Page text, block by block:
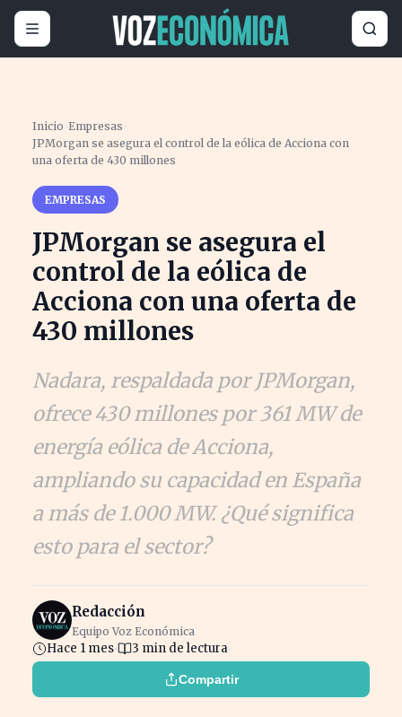
Inicio ›Empresas ›
JPMorgan se asegura el control de la eólica de Acciona con
una oferta de 430 millones
EMPRESAS
JPMorgan se asegura el
control de la eólica de
Acciona con una oferta de
430 millones
Nadara, respaldada por JPMorgan,
ofrece 430 millones por 361 MW de
energía eólica de Acciona,
ampliando su capacidad en España
a más de 1.000 MW. ¿Qué significa
esto para el sector?
Redacción
Equipo Voz Económica
Hace 1 mes 3 min de lectura
Compartir